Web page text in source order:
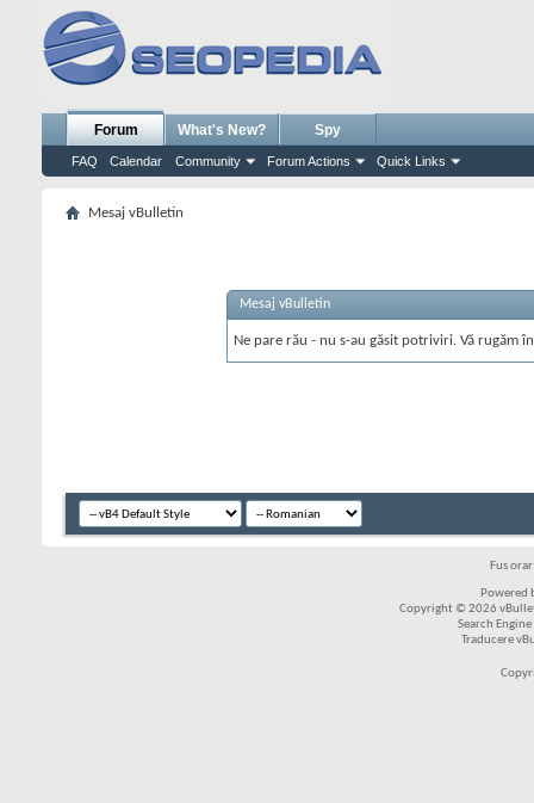
Forum
FAQ Calendar Community Forum Actions Quick Links
What's New? Spy
Mesaj vBulletin
Mesaj vBulletin
Ne pare rău - nu s-au găsit potriviri. Vă rugăm
Fus
Powered
Copyright © 2026
Search
Traducere